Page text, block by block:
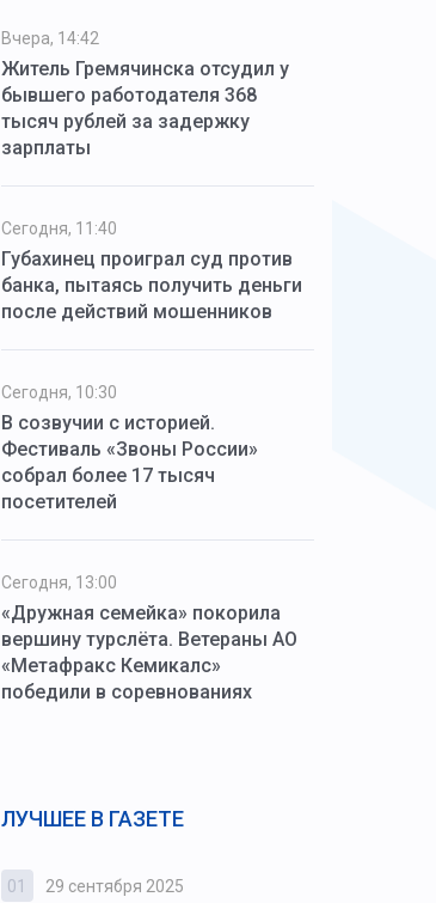
Вчера, 14:42
Житель Гремячинска отсудил у
бывшего работодателя 368
тысяч рублей за задержку
зарплаты
Сегодня, 11:40
Губахинец проиграл суд против
банка, пытаясь получить деньги
после действий мошенников
Сегодня, 10:30
В созвучии с историей.
Фестиваль «Звоны России»
собрал более 17 тысяч
посетителей
Сегодня, 13:00
«Дружная семейка» покорила
вершину турслёта. Ветераны АО
«Метафракс Кемикалс»
победили в соревнованиях
ЛУЧШЕЕ В ГАЗЕТЕ
01 29 сентября 2025